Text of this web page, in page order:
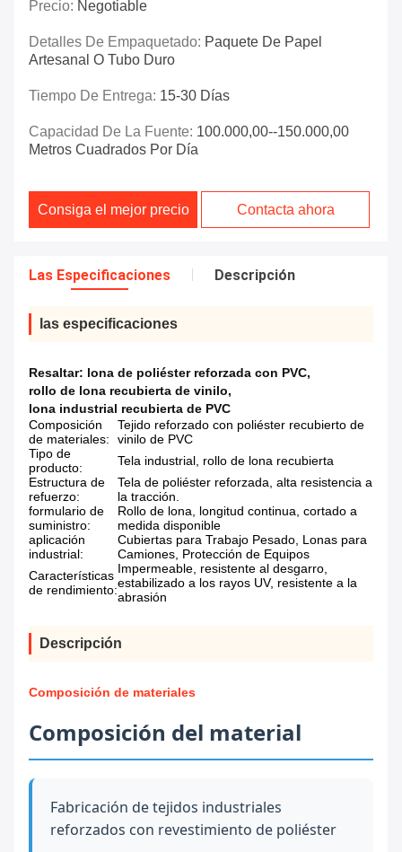
Precio: Negotiable
Detalles De Empaquetado: Paquete De Papel
Artesanal O Tubo Duro
Tiempo De Entrega: 15-30 Días
Capacidad De La Fuente: 100.000,00--150.000,00
Metros Cuadrados Por Día
Consiga el mejor precio Contacta ahora
Las Especificaciones Descripción
las especificaciones
Resaltar: lona de poliéster reforzada con PVC,
rollo de lona recubierta de vinilo,
lona industrial recubierta de PVC
Composición
de materiales:
Tejido reforzado con poliéster recubierto de
vinilo de PVC
Tipo de
producto:
Tela industrial, rollo de lona recubierta
Estructura de
refuerzo:
Tela de poliéster reforzada, alta resistencia a
la tracción.
formulario de
suministro:
Rollo de lona, ​​longitud continua, cortado a
medida disponible
aplicación
industrial:
Cubiertas para Trabajo Pesado, Lonas para
Camiones, Protección de Equipos
Características
de rendimiento:
Impermeable, resistente al desgarro,
estabilizado a los rayos UV, resistente a la
abrasión
Descripción
Composición de materiales
Composición del material
Fabricación de tejidos industriales
reforzados con revestimiento de poliéster